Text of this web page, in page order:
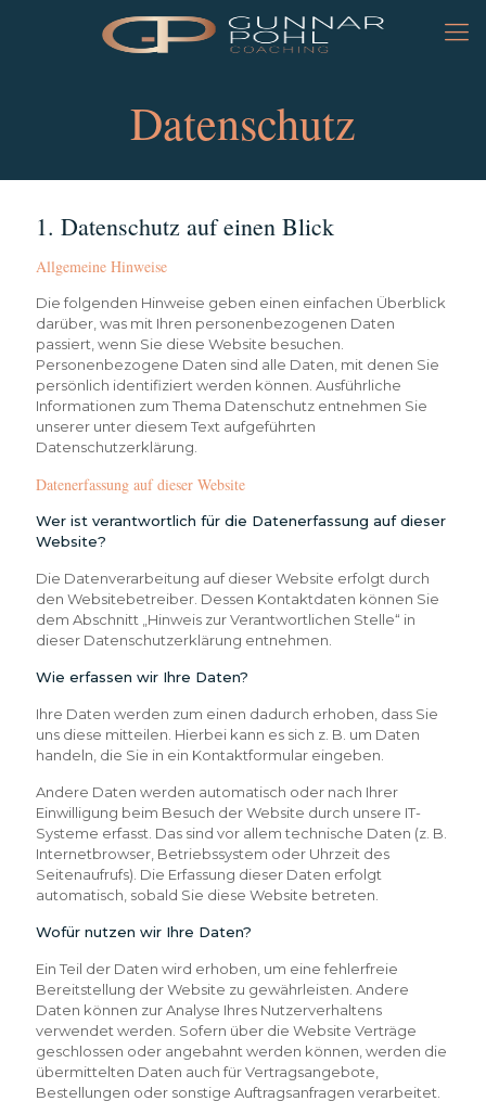
Datenschutz
1. Datenschutz auf einen Blick
Allgemeine Hinweise
Die folgenden Hinweise geben einen einfachen Überblick
darüber, was mit Ihren personenbezogenen Daten
passiert, wenn Sie diese Website besuchen.
Personenbezogene Daten sind alle Daten, mit denen Sie
persönlich identifiziert werden können. Ausführliche
Informationen zum Thema Datenschutz entnehmen Sie
unserer unter diesem Text aufgeführten
Datenschutzerklärung.
Datenerfassung auf dieser Website
Wer ist verantwortlich für die Datenerfassung auf dieser
Website?
Die Datenverarbeitung auf dieser Website erfolgt durch
den Websitebetreiber. Dessen Kontaktdaten können Sie
dem Abschnitt „Hinweis zur Verantwortlichen Stelle“ in
dieser Datenschutzerklärung entnehmen.
Wie erfassen wir Ihre Daten?
Ihre Daten werden zum einen dadurch erhoben, dass Sie
uns diese mitteilen. Hierbei kann es sich z. B. um Daten
handeln, die Sie in ein Kontaktformular eingeben.
Andere Daten werden automatisch oder nach Ihrer
Einwilligung beim Besuch der Website durch unsere IT-
Systeme erfasst. Das sind vor allem technische Daten (z. B.
Internetbrowser, Betriebssystem oder Uhrzeit des
Seitenaufrufs). Die Erfassung dieser Daten erfolgt
automatisch, sobald Sie diese Website betreten.
Wofür nutzen wir Ihre Daten?
Ein Teil der Daten wird erhoben, um eine fehlerfreie
Bereitstellung der Website zu gewährleisten. Andere
Daten können zur Analyse Ihres Nutzerverhaltens
verwendet werden. Sofern über die Website Verträge
geschlossen oder angebahnt werden können, werden die
übermittelten Daten auch für Vertragsangebote,
Bestellungen oder sonstige Auftragsanfragen verarbeitet.